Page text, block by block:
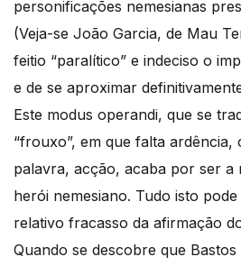
personificações nemesianas
(Veja-se João Garcia, de Mau
feitio “paralítico” e indeciso o
e de se aproximar
Este modus operandi, que se
“frouxo”, em que falta ardência,
palavra, acção, acaba por ser a
herói nemesiano. Tudo isto
relativo fracasso da afirmação do
Quando se descobre que